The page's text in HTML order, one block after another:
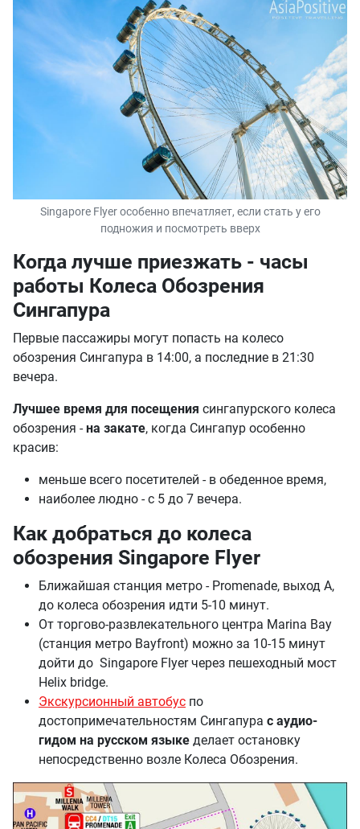
Singapore Flyer особенно впечатляет, если стать у его
подножия и посмотреть вверх
Когда лучше приезжать - часы
работы Колеса Обозрения
Сингапура
Первые пассажиры могут попасть на колесо
обозрения Сингапура в 14:00, а последние в 21:30
вечера.
Лучшее время для посещения сингапурского колеса
обозрения -на закате, когда Сингапур особенно
красив:
меньше всего посетителей - в обеденное время,
наиболее людно - с 5 до 7 вечера.
Как добраться до колеса
обозрения Singapore Flyer
Ближайшая станция метро - Promenade, выход А,
до колеса обозрения идти 5-10 минут.
От торгово-развлекательного центра Marina Bay
(станция метро Bayfront) можно за 10-15 минут
дойти до Singapore Flyer через пешеходный мост
Helix bridge.
Экскурсионный автобус по
достопримечательностям Сингапура с аудио-
гидом на русском языке делает остановку
непосредственно возле Колеса Обозрения.